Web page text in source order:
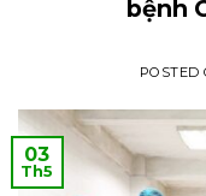
bệnh
03
Th5